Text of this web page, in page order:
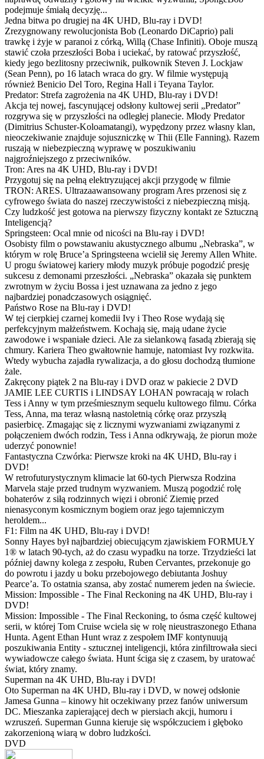
podejmuje śmiałą decyzję...
Jedna bitwa po drugiej na 4K UHD, Blu-ray i DVD!
Zrezygnowany rewolucjonista Bob (Leonardo DiCaprio) pali
trawkę i żyje w paranoi z córką, Willą (Chase Infiniti). Oboje muszą
stawić czoła przeszłości Boba i uciekać, by ratować przyszłość,
kiedy jego bezlitosny przeciwnik, pułkownik Steven J. Lockjaw
(Sean Penn), po 16 latach wraca do gry. W filmie występują
również Benicio Del Toro, Regina Hall i Teyana Taylor.
Predator: Strefa zagrożenia na 4K UHD, Blu-ray i DVD!
Akcja tej nowej, fascynującej odsłony kultowej serii „Predator”
rozgrywa się w przyszłości na odległej planecie. Młody Predator
(Dimitrius Schuster-Koloamatangi), wypędzony przez własny klan,
nieoczekiwanie znajduje sojuszniczkę w Thii (Elle Fanning). Razem
ruszają w niebezpieczną wyprawę w poszukiwaniu
najgroźniejszego z przeciwników.
Tron: Ares na 4K UHD, Blu-ray i DVD!
Przygotuj się na pełną elektryzującej akcji przygodę w filmie
TRON: ARES. Ultrazaawansowany program Ares przenosi się z
cyfrowego świata do naszej rzeczywistości z niebezpieczną misją.
Czy ludzkość jest gotowa na pierwszy fizyczny kontakt ze Sztuczną
Inteligencją?
Springsteen: Ocal mnie od nicości na Blu-ray i DVD!
Osobisty film o powstawaniu akustycznego albumu „Nebraska”, w
którym w rolę Bruce’a Springsteena wcielił się Jeremy Allen White.
U progu światowej kariery młody muzyk próbuje pogodzić presję
sukcesu z demonami przeszłości. „Nebraska” okazała się punktem
zwrotnym w życiu Bossa i jest uznawana za jedno z jego
najbardziej ponadczasowych osiągnięć.
Państwo Rose na Blu-ray i DVD!
W tej cierpkiej czarnej komedii Ivy i Theo Rose wydają się
perfekcyjnym małżeństwem. Kochają się, mają udane życie
zawodowe i wspaniałe dzieci. Ale za sielankową fasadą zbierają się
chmury. Kariera Theo gwałtownie hamuje, natomiast Ivy rozkwita.
Wtedy wybucha zajadła rywalizacja, a do głosu dochodzą tłumione
żale.
Zakręcony piątek 2 na Blu-ray i DVD oraz w pakiecie 2 DVD
JAMIE LEE CURTIS i LINDSAY LOHAN powracają w rolach
Tess i Anny w tym prześmiesznym sequelu kultowego filmu. Córka
Tess, Anna, ma teraz własną nastoletnią córkę oraz przyszłą
pasierbicę. Zmagając się z licznymi wyzwaniami związanymi z
połączeniem dwóch rodzin, Tess i Anna odkrywają, że piorun może
uderzyć ponownie!
Fantastyczna Czwórka: Pierwsze kroki na 4K UHD, Blu-ray i
DVD!
W retrofuturystycznym klimacie lat 60-tych Pierwsza Rodzina
Marvela staje przed trudnym wyzwaniem. Muszą pogodzić rolę
bohaterów z siłą rodzinnych więzi i obronić Ziemię przed
nienasyconym kosmicznym bogiem oraz jego tajemniczym
heroldem...
F1: Film na 4K UHD, Blu-ray i DVD!
Sonny Hayes był najbardziej obiecującym zjawiskiem FORMUŁY
1® w latach 90-tych, aż do czasu wypadku na torze. Trzydzieści lat
później dawny kolega z zespołu, Ruben Cervantes, przekonuje go
do powrotu i jazdy u boku przebojowego debiutanta Joshuy
Pearce’a. To ostatnia szansa, aby zostać numerem jeden na świecie.
Mission: Impossible - The Final Reckoning na 4K UHD, Blu-ray i
DVD!
Mission: Impossible - The Final Reckoning, to ósma część kultowej
serii, w której Tom Cruise wciela się w rolę nieustraszonego Ethana
Hunta. Agent Ethan Hunt wraz z zespołem IMF kontynuują
poszukiwania Entity - sztucznej inteligencji, która zinfiltrowała sieci
wywiadowcze całego świata. Hunt ściga się z czasem, by uratować
świat, który znamy.
Superman na 4K UHD, Blu-ray i DVD!
Oto Superman na 4K UHD, Blu-ray i DVD, w nowej odsłonie
Jamesa Gunna – kinowy hit oczekiwany przez fanów uniwersum
DC. Mieszanka zapierającej dech w piersiach akcji, humoru i
wzruszeń. Superman Gunna kieruje się współczuciem i głęboko
zakorzenioną wiarą w dobro ludzkości.
DVD